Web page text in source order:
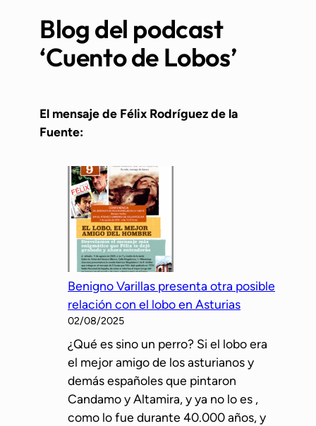
Blog del podcast
‘Cuento de Lobos’
El mensaje de Félix Rodríguez de la
Fuente:
Benigno Varillas presenta otra posible
relación con el lobo en Asturias
02/08/2025
¿Qué es sino un perro? Si el lobo era
el mejor amigo de los asturianos y
demás españoles que pintaron
Candamo y Altamira, y ya no lo es ,
como lo fue durante 40.000 años, y